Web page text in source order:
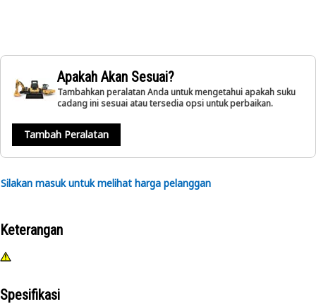
Apakah Akan Sesuai?
Tambahkan peralatan Anda untuk mengetahui apakah suku
cadang ini sesuai atau tersedia opsi untuk perbaikan.
Tambah Peralatan
Silakan masuk untuk melihat harga pelanggan
Keterangan
Spesifikasi